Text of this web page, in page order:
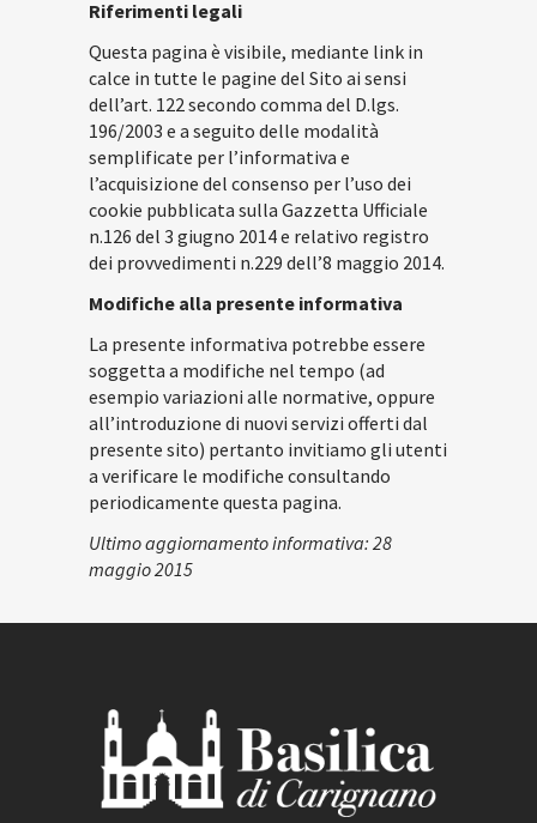
Riferimenti legali
Questa pagina è visibile, mediante link in
calce in tutte le pagine del Sito ai sensi
dell’art. 122 secondo comma del D.lgs.
196/2003 e a seguito delle modalità
semplificate per l’informativa e
l’acquisizione del consenso per l’uso dei
cookie pubblicata sulla Gazzetta Ufficiale
n.126 del 3 giugno 2014 e relativo registro
dei provvedimenti n.229 dell’8 maggio 2014.
Modifiche alla presente informativa
La presente informativa potrebbe essere
soggetta a modifiche nel tempo (ad
esempio variazioni alle normative, oppure
all’introduzione di nuovi servizi offerti dal
presente sito) pertanto invitiamo gli utenti
a verificare le modifiche consultando
periodicamente questa pagina.
Ultimo aggiornamento informativa: 28
maggio 2015